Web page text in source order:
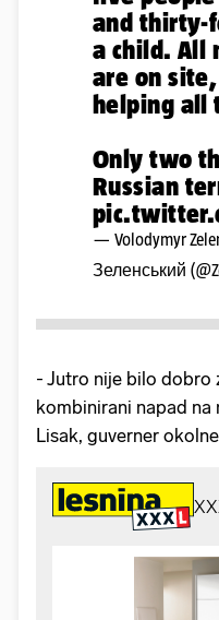
and thirty-
a child. All
are on
helping all
Only two
Russian
— Volodymyr
Зеленський
- Jutro nije bilo dobro
kombinirani napad na
Lisak, guverner